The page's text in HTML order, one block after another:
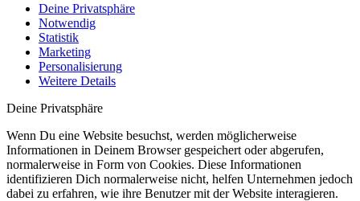
Deine Privatsphäre
Notwendig
Statistik
Marketing
Personalisierung
Weitere Details
Deine Privatsphäre
Wenn Du eine Website besuchst, werden möglicherweise
Informationen in Deinem Browser gespeichert oder abgerufen,
normalerweise in Form von Cookies. Diese Informationen
identifizieren Dich normalerweise nicht, helfen Unternehmen jedoch
dabei zu erfahren, wie ihre Benutzer mit der Website interagieren.